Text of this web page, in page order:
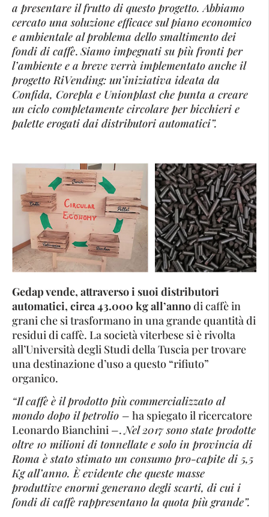
a presentare il frutto di questo progetto. Abbiamo
cercato una soluzione efficace sul piano economico
e ambientale al problema dello smaltimento dei
fondi di caffè.Siamo impegnati su più fronti per
l’ambiente e a breve verrà implementato anche il
progetto RiVending: un’iniziativa ideata da
Confida, Corepla e Unionplast che punta a creare
un ciclo completamente circolare per bicchieri e
palette erogati dai distributori automatici”.
Gedap vende, attraverso i suoi distributori
automatici, circa 43.000 kg all’annodi caffè in
grani che si trasformano in una grande quantità di
residui di caffè. La società viterbese si è rivolta
all’Università degli Studi della Tuscia per trovare
una destinazione d’uso a questo “rifiuto”
organico.
“Il caffè è il prodotto più commercializzato al
mondo dopo il petrolio – ha spiegato il ricercatore
Leonardo Bianchini –.Nel 2017 sono state prodotte
oltre 10 milioni di tonnellate e solo in provincia di
Roma è stato stimato un consumo pro-capite di 5,5
Kg all’anno. È evidente che queste masse
produttive enormi generano degli scarti, di cui i
fondi di caffè rappresentano la quota più grande”.